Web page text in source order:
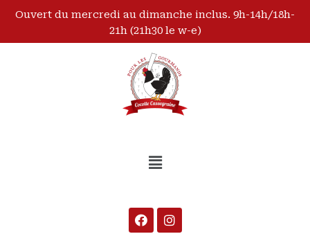
Ouvert du mercredi au dimanche inclus. 9h-14h/18h-
21h (21h30 le w-e)